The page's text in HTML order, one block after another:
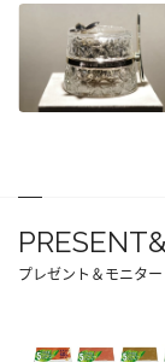
プレゼント＆モニター